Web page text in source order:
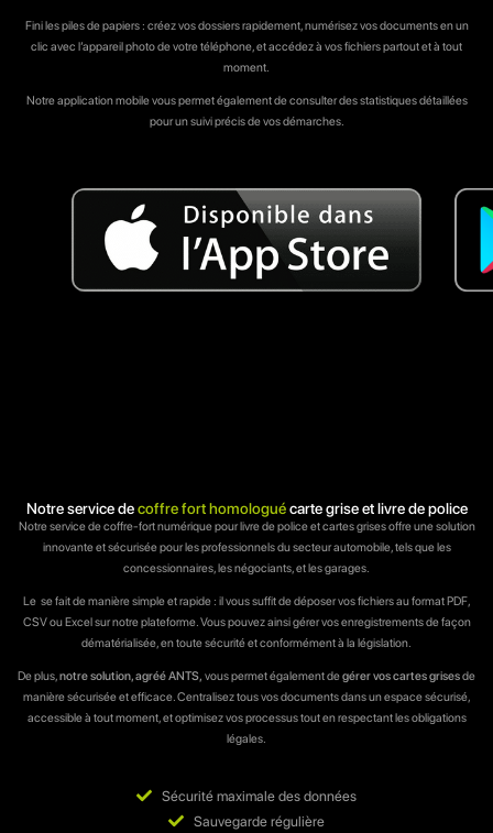
Fini les piles de papiers : créez vos dossiers rapidement, numérisez vos documents en un
clic avec l’appareil photo de votre téléphone, et accédez à vos fichiers partout et à tout
moment.
Notre application mobile vous permet également de consulter des statistiques détaillées
pour un suivi précis de vos démarches.
Notre service decoffre fort homologuécarte grise et livre de police
Notre service de coffre-fort numérique pour livre de police et cartes grises offre une solution
innovante et sécurisée pour les professionnels du secteur automobile, tels que les
concessionnaires, les négociants, et les garages.
Le se fait de manière simple et rapide : il vous suffit de déposer vos fichiers au format PDF,
CSV ou Excel sur notre plateforme. Vous pouvez ainsi gérer vos enregistrements de façon
dématérialisée, en toute sécurité et conformément à la législation.
De plus,notre solution, agréé ANTS, vous permet également degérer vos cartes grisesde
manière sécurisée et efficace. Centralisez tous vos documents dans un espace sécurisé,
accessible à tout moment, et optimisez vos processus tout en respectant les obligations
légales.
Sécurité maximale des données
Sauvegarde régulière